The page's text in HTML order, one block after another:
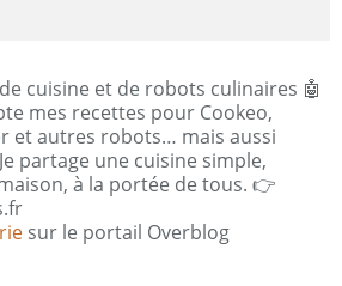
cuisine et de robots culinaires 🤖
mes recettes pour Cookeo,
et autres robots… mais aussi
partage une cuisine simple,
à la portée de tous. 👉
sur le portail Overblog